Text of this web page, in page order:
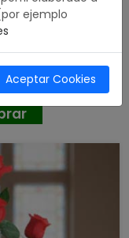
Rojas
/ 5
ejemplo
Aceptar Cookies